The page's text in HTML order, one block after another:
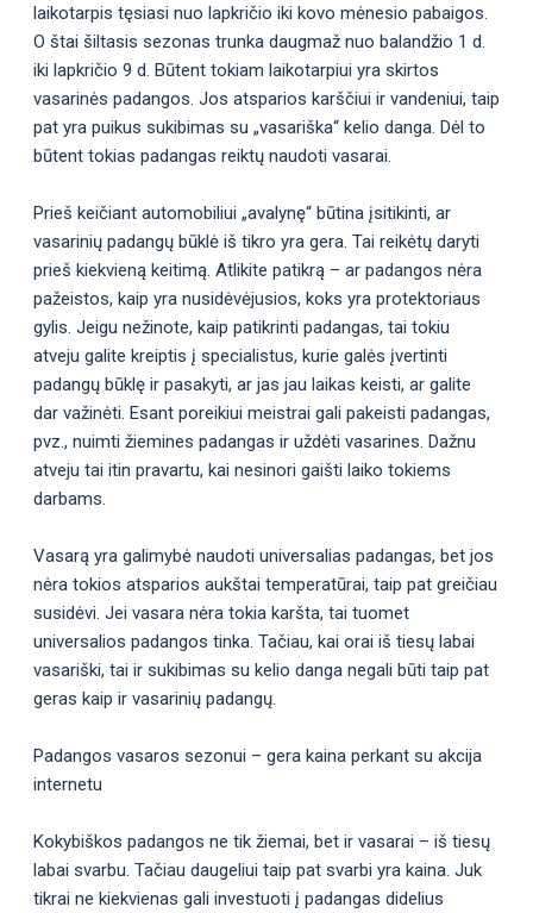
laikotarpis tęsiasi nuo lapkričio iki kovo mėnesio pabaigos.
O štai šiltasis sezonas trunka daugmaž nuo balandžio 1 d.
iki lapkričio 9 d. Būtent tokiam laikotarpiui yra skirtos
vasarinės padangos. Jos atsparios karščiui ir vandeniui, taip
pat yra puikus sukibimas su „vasariška“ kelio danga. Dėl to
būtent tokias padangas reiktų naudoti vasarai.
Prieš keičiant automobiliui „avalynę“ būtina įsitikinti, ar
vasarinių padangų būklė iš tikro yra gera. Tai reikėtų daryti
prieš kiekvieną keitimą. Atlikite patikrą – ar padangos nėra
pažeistos, kaip yra nusidėvėjusios, koks yra protektoriaus
gylis. Jeigu nežinote, kaip patikrinti padangas, tai tokiu
atveju galite kreiptis į specialistus, kurie galės įvertinti
padangų būklę ir pasakyti, ar jas jau laikas keisti, ar galite
dar važinėti. Esant poreikiui meistrai gali pakeisti padangas,
pvz., nuimti žiemines padangas ir uždėti vasarines. Dažnu
atveju tai itin pravartu, kai nesinori gaišti laiko tokiems
darbams.
Vasarą yra galimybė naudoti universalias padangas, bet jos
nėra tokios atsparios aukštai temperatūrai, taip pat greičiau
susidėvi. Jei vasara nėra tokia karšta, tai tuomet
universalios padangos tinka. Tačiau, kai orai iš tiesų labai
vasariški, tai ir sukibimas su kelio danga negali būti taip pat
geras kaip ir vasarinių padangų.
Padangos vasaros sezonui – gera kaina perkant su akcija
internetu
Kokybiškos padangos ne tik žiemai, bet ir vasarai – iš tiesų
labai svarbu. Tačiau daugeliui taip pat svarbi yra kaina. Juk
tikrai ne kiekvienas gali investuoti į padangas didelius